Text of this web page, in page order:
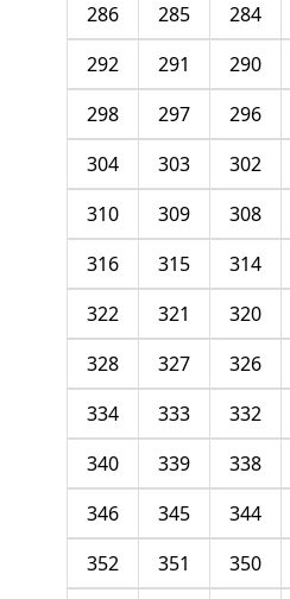
284
285
286
290
291
292
296
297
298
302
303
304
308
309
310
314
315
316
320
321
322
326
327
328
332
333
334
338
339
340
344
345
346
350
351
352